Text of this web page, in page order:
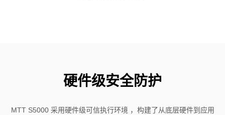
硬件级安全防护
MTT S5000 采用硬件级可信执行环境 ，构建了从底层硬件到应用